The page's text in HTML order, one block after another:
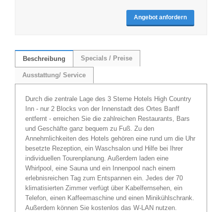
Angebot anfordern
Beschreibung Specials / Preise
Ausstattung/ Service
Durch die zentrale Lage des 3 Sterne Hotels High Country
Inn - nur 2 Blocks von der Innenstadt des Ortes Banff
entfernt - erreichen Sie die zahlreichen Restaurants, Bars
und Geschäfte ganz bequem zu Fuß. Zu den
Annehmlichkeiten des Hotels gehören eine rund um die Uhr
besetzte Rezeption, ein Waschsalon und Hilfe bei Ihrer
individuellen Tourenplanung. Außerdem laden eine
Whirlpool, eine Sauna und ein Innenpool nach einem
erlebnisreichen Tag zum Entspannen ein. Jedes der 70
klimatisierten Zimmer verfügt über Kabelfernsehen, ein
Telefon, einen Kaffeemaschine und einen Minikühlschrank.
Außerdem können Sie kostenlos das W-LAN nutzen.